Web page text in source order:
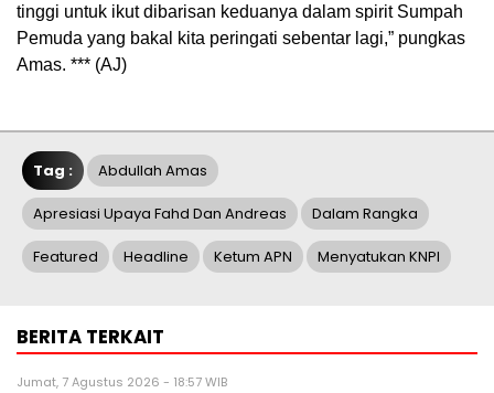
tinggi untuk ikut dibarisan keduanya dalam spirit Sumpah
Pemuda yang bakal kita peringati sebentar lagi,” pungkas
Amas. *** (AJ)
Tag : Abdullah Amas
Apresiasi Upaya Fahd Dan Andreas Dalam Rangka
Featured Headline Ketum APN Menyatukan KNPI
BERITA TERKAIT
Jumat, 7 Agustus 2026 - 18:57 WIB